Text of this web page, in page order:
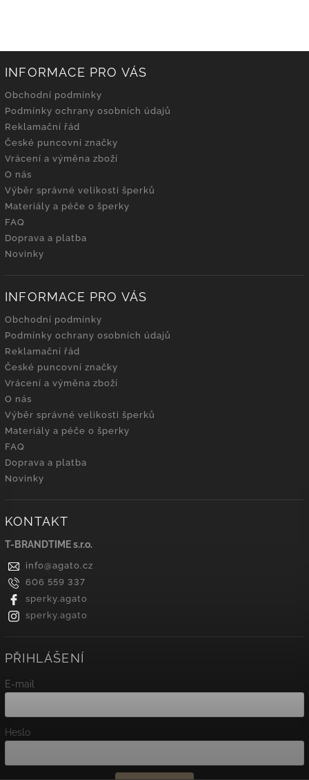
INFORMACE PRO VÁS
Obchodní podmínky
Podmínky ochrany osobních údajů
Reklamační řád
České puncovní značky
Vrácení a výměna zboží
O nás
Výběr správné velikosti šperků
Materiály a péče o šperky
FAQ
Doprava a platba
Novinky
INFORMACE PRO VÁS
Obchodní podmínky
Podmínky ochrany osobních údajů
Reklamační řád
České puncovní značky
Vrácení a výměna zboží
O nás
Výběr správné velikosti šperků
Materiály a péče o šperky
FAQ
Doprava a platba
Novinky
KONTAKT
T-BRANDTIME s.r.o.
info@agato.cz
606 559 337
sperky.agato
sperky.agato
PŘIHLÁŠENÍ
E-mail
Heslo